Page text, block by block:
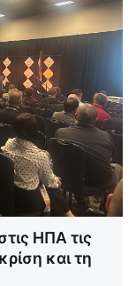
ΗΠΑ τις
και τη